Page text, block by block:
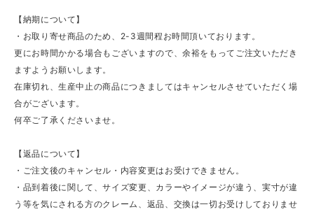
【納期について】
・お取り寄せ商品のため、2-3週間程お時間頂いております。
更にお時間かかる場合もございますので、余裕をもってご注文いただき
ますようお願いします。
在庫切れ、生産中止の商品につきましてはキャンセルさせていただく場
合がございます。
何卒ご了承くださいませ。
【返品について】
・ご注文後のキャンセル・内容変更はお受けできません。
・品到着後に関して、サイズ変更、カラーやイメージが違う、実寸が違
う等を気にされる方のクレーム、返品、交換は一切お受けしておりませ